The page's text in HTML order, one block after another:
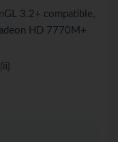
3.2+ compatible,
HD 7770M+